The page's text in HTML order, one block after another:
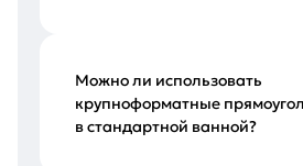
Можно ли использовать
крупноформатные
в стандартной ванной?